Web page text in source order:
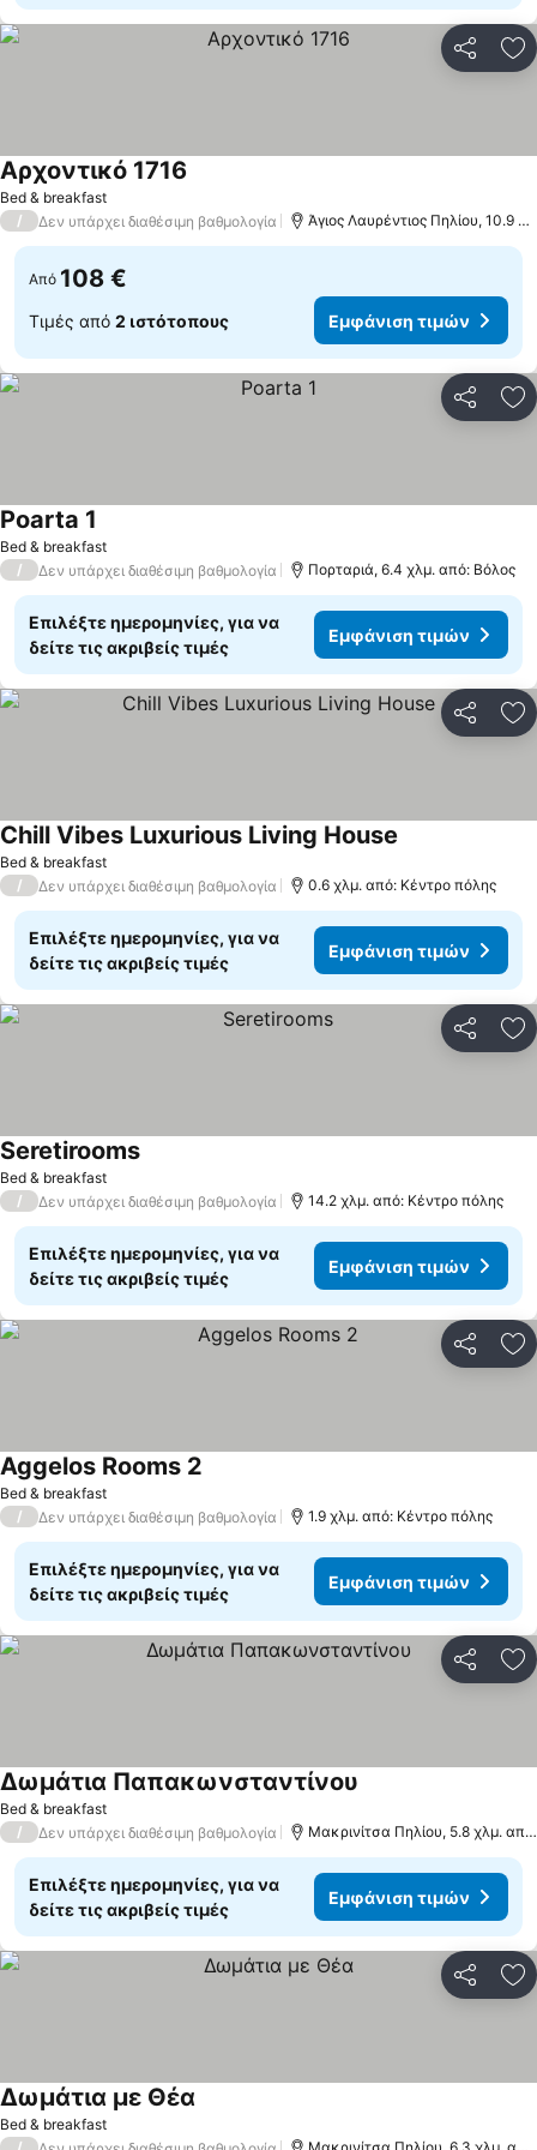
Bed & breakfast
Αρχοντικό 1716
/ Δεν υπάρχει διαθέσιμη βαθμολογία Άγιος Λαυρέντιος Πηλίου, 10.9 χλμ. από: Βόλος
Από 108 €
Τιμές από 2 ιστότοπους Εμφάνιση τιμών
Bed & breakfast
Poarta 1
/ Δεν υπάρχει διαθέσιμη βαθμολογία Πορταριά, 6.4 χλμ. από: Βόλος
Επιλέξτε ημερομηνίες, για να
δείτε τις ακριβείς τιμές
Εμφάνιση τιμών
Bed & breakfast
Chill Vibes Luxurious Living House
/ Δεν υπάρχει διαθέσιμη βαθμολογία 0.6 χλμ. από: Κέντρο πόλης
Επιλέξτε ημερομηνίες, για να
δείτε τις ακριβείς τιμές
Εμφάνιση τιμών
Bed & breakfast
Seretirooms
/ Δεν υπάρχει διαθέσιμη βαθμολογία 14.2 χλμ. από: Κέντρο πόλης
Επιλέξτε ημερομηνίες, για να
δείτε τις ακριβείς τιμές
Εμφάνιση τιμών
Bed & breakfast
Aggelos Rooms 2
/ Δεν υπάρχει διαθέσιμη βαθμολογία 1.9 χλμ. από: Κέντρο πόλης
Επιλέξτε ημερομηνίες, για να
δείτε τις ακριβείς τιμές
Εμφάνιση τιμών
Bed & breakfast
Δωμάτια Παπακωνσταντίνου
/ Δεν υπάρχει διαθέσιμη βαθμολογία Μακρινίτσα Πηλίου, 5.8 χλμ. από: Βόλος
Επιλέξτε ημερομηνίες, για να
δείτε τις ακριβείς τιμές
Εμφάνιση τιμών
Bed & breakfast
Δωμάτια με Θέα